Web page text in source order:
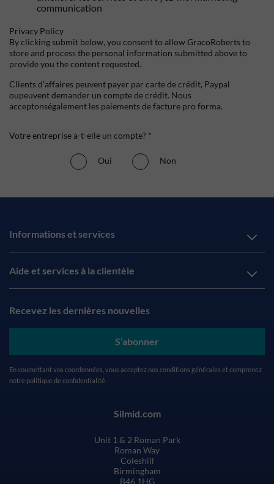
communication
Privacy Policy
By clicking submit below, you consent to allow GracoRoberts to
store and process the personal information submitted above to
provide you the content requested.
Clients d'affaires peuvent payer par carte de crédit, Paypal
oupeuvent demander un compte de crédit. Nous
acceptonségalement les paiements de facture pro forma.
Votre entreprise a-t-elle un compte? *
Oui Non
Informations et services
Aide et services à la clientèle
Recevez les dernières nouvelles
S’abonner
En soumettant vos coordonnées, vous acceptez nos conditions générales et comprenez
notre politique de confidentialité
Silmid.com
Unit 1 & 2 Roman Park
Roman Way
Coleshill
Birmingham
B46 1HG